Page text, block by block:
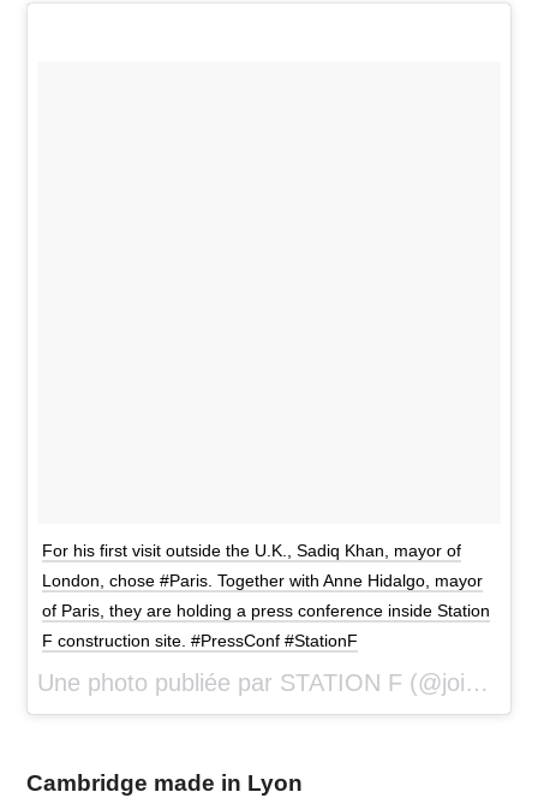
For his first visit outside the U.K., Sadiq Khan, mayor of
London, chose #Paris. Together with Anne Hidalgo, mayor
of Paris, they are holding a press conference inside Station
F construction site. #PressConf #StationF
Une photo publiée par STATION F (@joinstationf) le
Cambridge made in Lyon